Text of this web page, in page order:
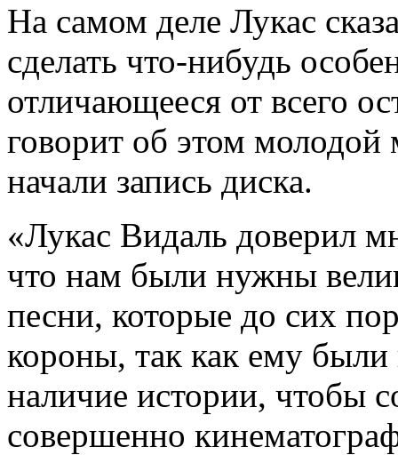
На самом деле Лукас
сделать что-нибудь
отличающееся от всего
говорит об этом
начали запись диска.
«Лукас Видаль доверил
что нам были нужны
песни, которые до сих
короны, так как ему
наличие истории, чтобы
совершенно